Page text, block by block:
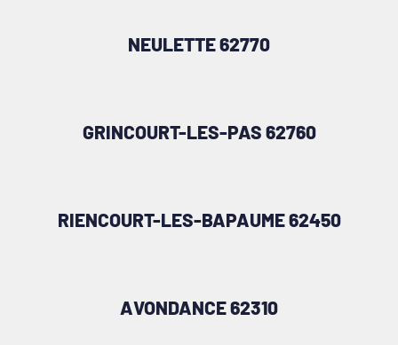
NEULETTE 62770
GRINCOURT-LES-PAS 62760
RIENCOURT-LES-BAPAUME 62450
AVONDANCE 62310